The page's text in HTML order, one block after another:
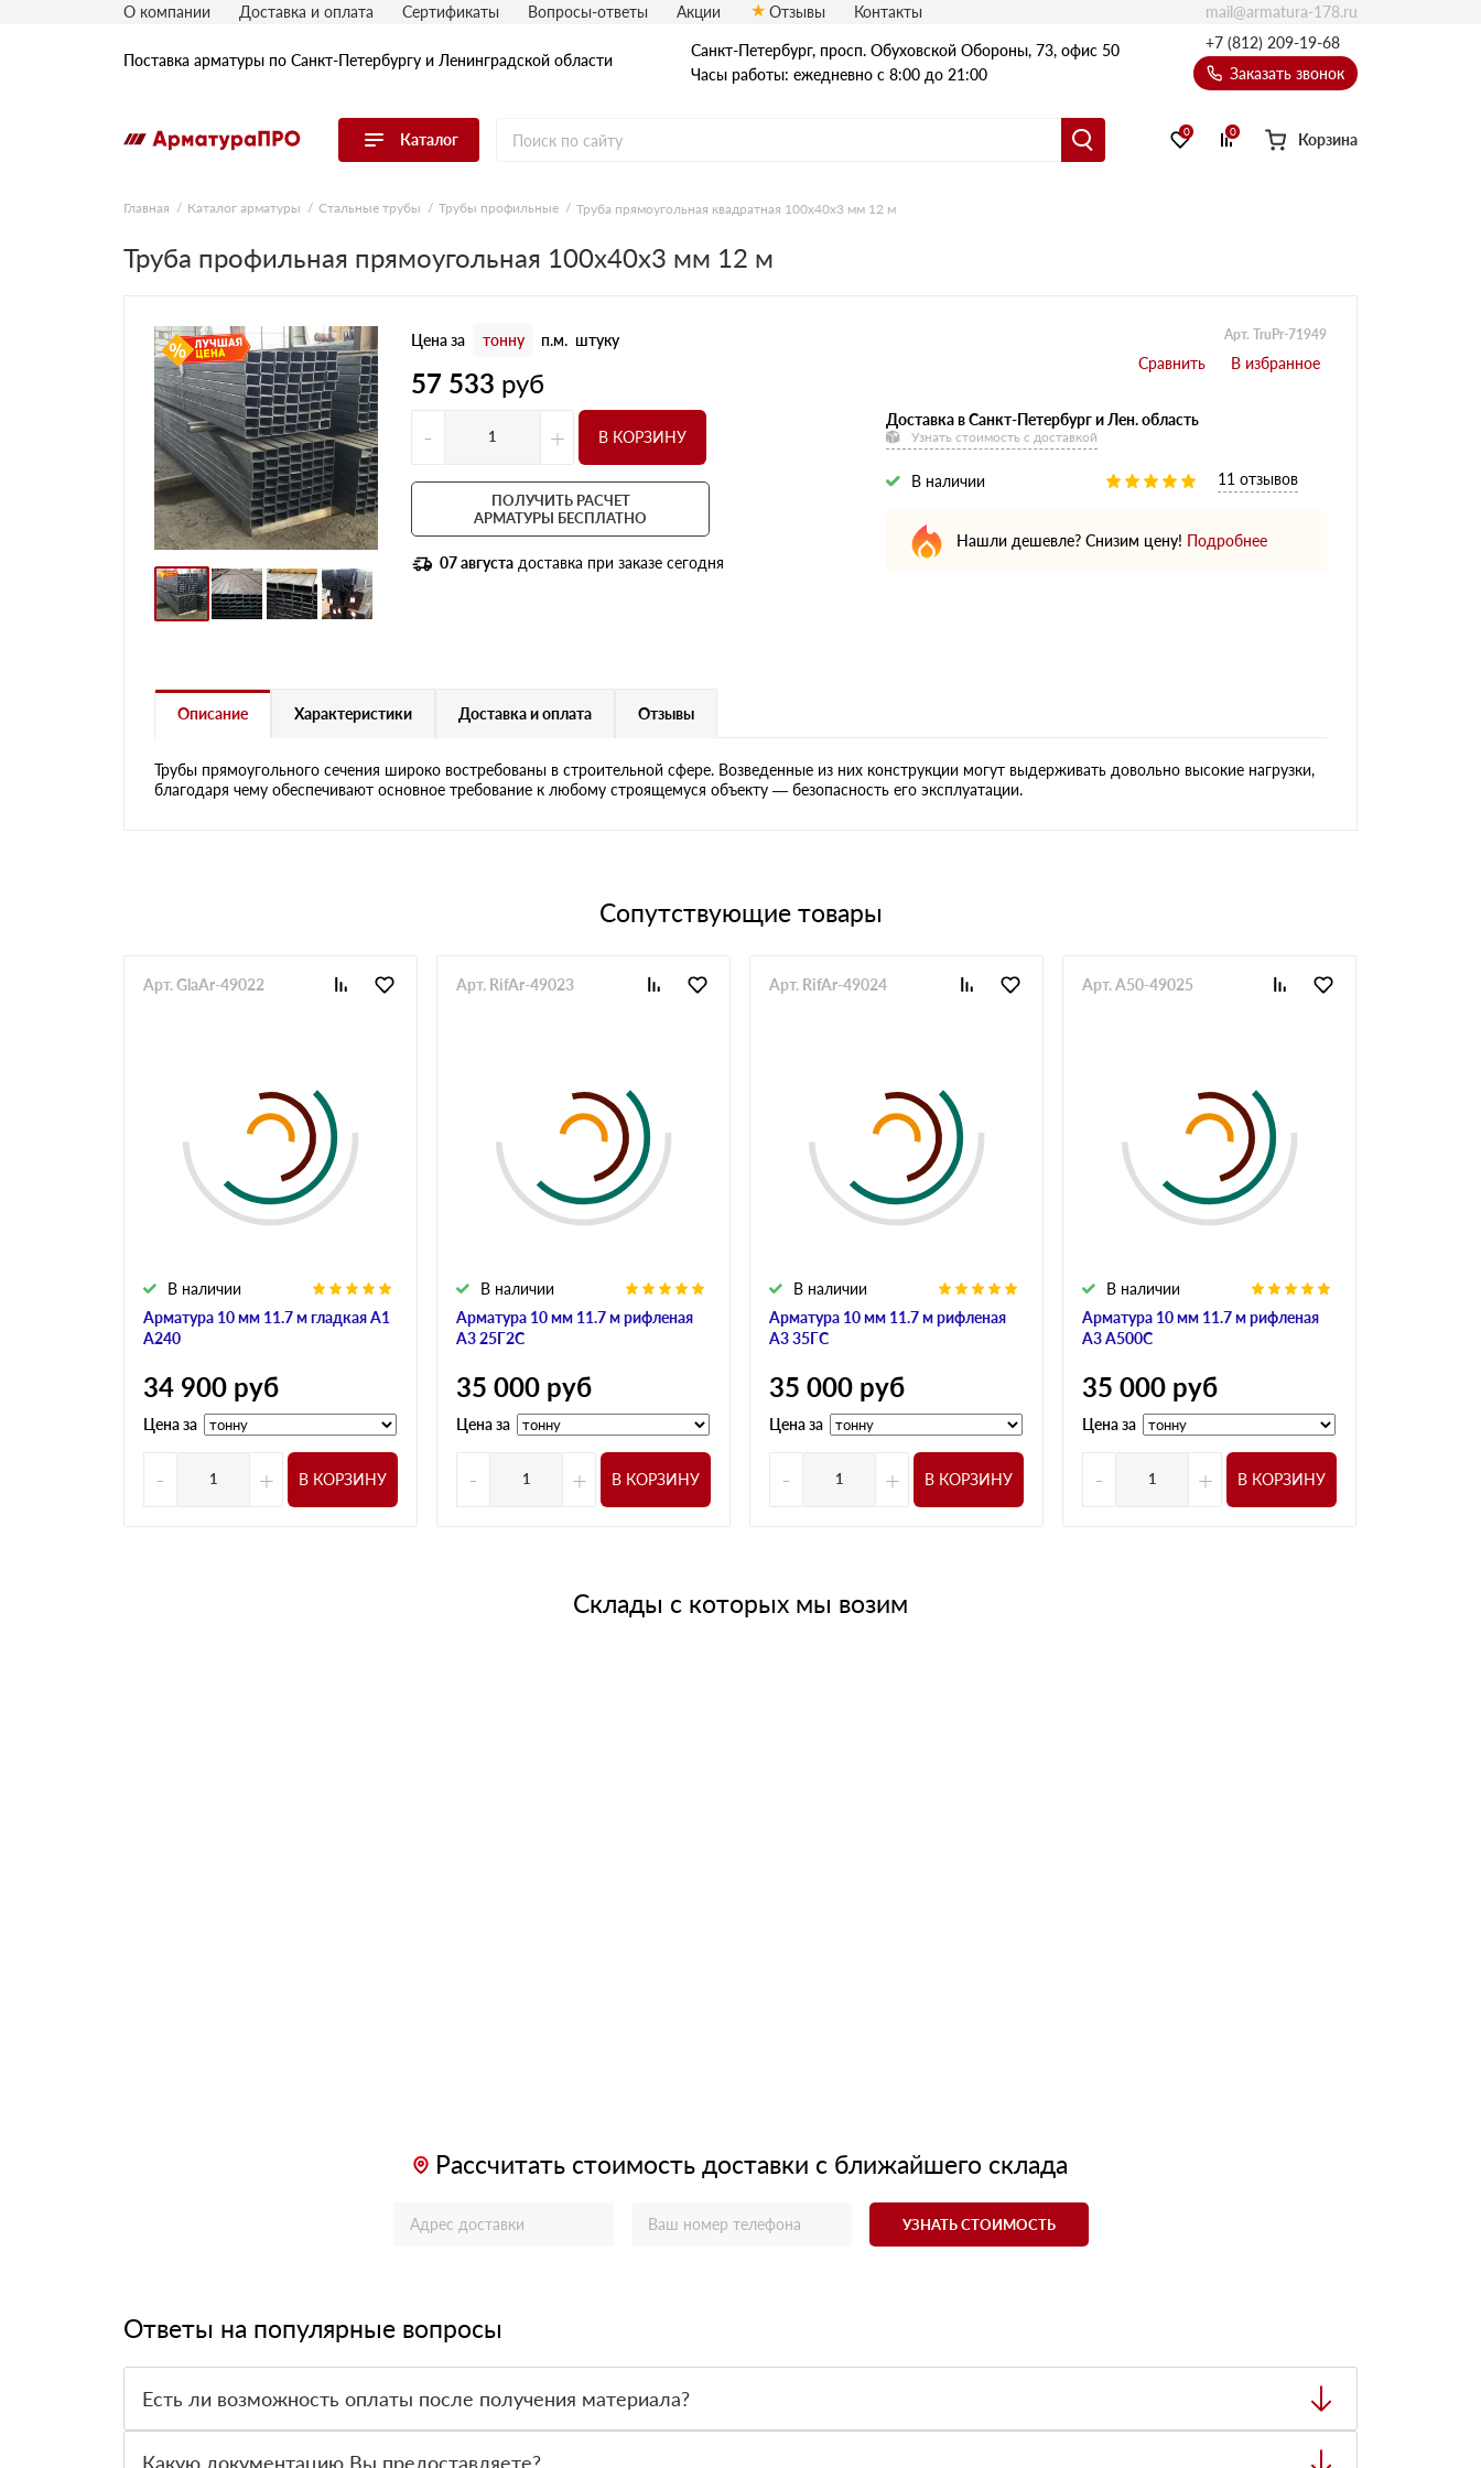
Поставка арматуры по Санкт-Петербургу и Ленинградской области
Санкт-Петербург, просп. Обуховской Обороны, 73, офис 50
Часы работы: ежедневно с 8:00 до 21:00
+7 (812) 209-19-68
Заказать звонок
Каталог
Перейти в каталог
Арматура
Катанка
Комплектующие к арматуре
Стальные трубы
0 0 Корзина
О компании Доставка и оплата Сертификаты Вопросы-ответы Акции Отзывы Контакты mail@armatura-178.ru
Главная Каталог арматуры Стальные трубы Трубы профильные Труба прямоугольная квадратная 100х40х3 мм 12 м
Труба профильная прямоугольная 100х40х3 мм 12 м
Цена за тонну п.м. штуку
57 533 руб
Арт. TruPr-71949
- + В КОРЗИНУ
ПОЛУЧИТЬ РАСЧЕТ
АРМАТУРЫ БЕСПЛАТНО
07 августа доставка при заказе сегодня
Доставка в Санкт-Петербург и Лен. область
Узнать стоимость с доставкой
В наличии 11 отзывов
Нашли дешевле? Снизим цену! Подробнее
Описание Характеристики Доставка и оплата Отзывы
Трубы прямоугольного сечения широко востребованы в строительной сфере. Возведенные из них конструкции могут выдерживать довольно высокие нагрузки,
благодаря чему обеспечивают основное требование к любому строящемуся объекту — безопасность его эксплуатации.
Сопутствующие товары
Арматура 10 мм 11.7 м гладкая А1
А240
В наличии
Арт. GlaAr-49022
34 900 руб
Цена за
- + В КОРЗИНУ
Арматура 10 мм 11.7 м рифленая
А3 25Г2С
В наличии
Арт. RifAr-49023
35 000 руб
Цена за
- + В КОРЗИНУ
Арматура 10 мм 11.7 м рифленая
А3 35ГС
В наличии
Арт. RifAr-49024
35 000 руб
Цена за
- + В КОРЗИНУ
Арматура 10 мм 11.7 м рифленая
А3 А500С
В наличии
Арт. A50-49025
35 000 руб
Цена за
- + В КОРЗИНУ
Склады с которых мы возим
Рассчитать стоимость доставки с ближайшего склада
УЗНАТЬ СТОИМОСТЬ
Ответы на популярные вопросы
Есть ли возможность оплаты после получения материала?
вправе от него отказаться.
Какую документацию Вы предоставляете?